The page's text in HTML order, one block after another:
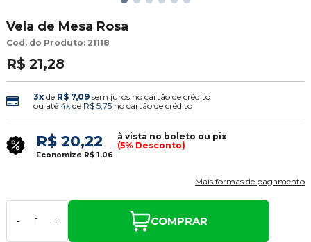
Vela de Mesa Rosa
Cod. do Produto: 21118
R$ 21,28
3xde R$ 7,09 sem juros no cartão de crédito
ou até 4xde R$ 5,75no cartão de crédito
R$ 20,22
à vista no boleto ou pix
(5% Desconto)
Economize R$ 1,06
Mais formas de pagamento
- + COMPRAR